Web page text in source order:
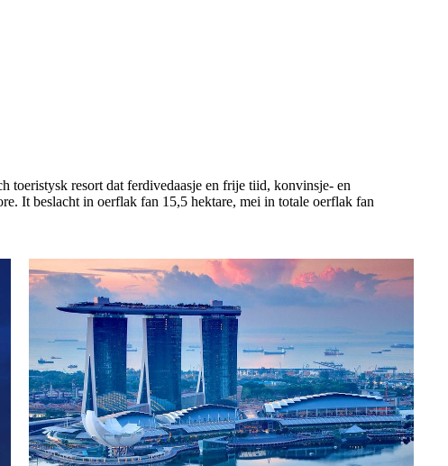
resort dat ferdivedaasje en frije tiid, konvinsje- en
It beslacht in oerflak fan 15,5 hektare, mei in totale oerflak fan